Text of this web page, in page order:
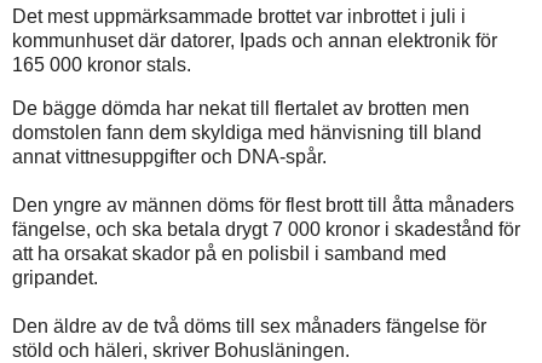
Det mest uppmärksammade brottet var inbrottet i juli i
kommunhuset där datorer, Ipads och annan elektronik för
165 000 kronor stals.
De bägge dömda har nekat till flertalet av brotten men
domstolen fann dem skyldiga med hänvisning till bland
annat vittnesuppgifter och DNA-spår.
Den yngre av männen döms för flest brott till åtta månaders
fängelse, och ska betala drygt 7 000 kronor i skadestånd för
att ha orsakat skador på en polisbil i samband med
gripandet.
Den äldre av de två döms till sex månaders fängelse för
stöld och häleri, skriver Bohusläningen.